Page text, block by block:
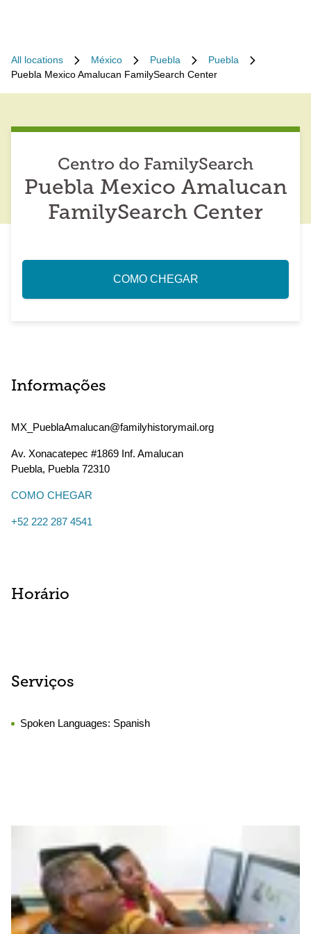
All locations México Puebla
Puebla
Puebla Mexico Amalucan FamilySearch Center
Centro do FamilySearch
Puebla Mexico Amalucan
FamilySearch Center
COMO CHEGAR
Informações
MX_PueblaAmalucan@familyhistorymail.org
Av. Xonacatepec #1869 Inf. Amalucan
Puebla, Puebla 72310
COMO CHEGAR
+52 222 287 4541
Horário
Serviços
Spoken Languages: Spanish